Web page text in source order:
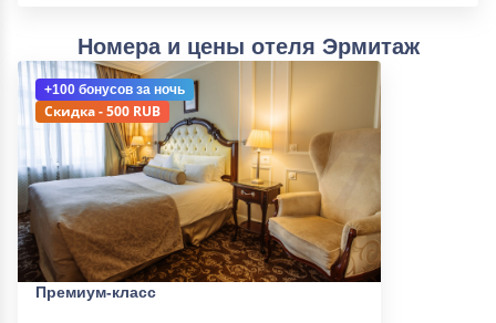
Номера и цены отеля Эрмитаж
+100 бонусов за ночь
Скидка - 500 RUB
Премиум-класс